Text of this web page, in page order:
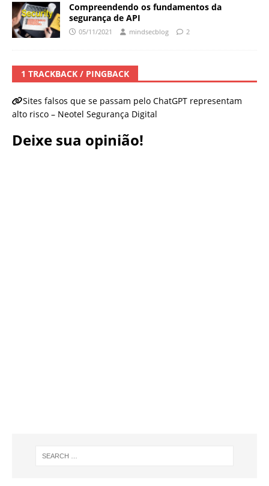
Compreendendo os fundamentos da
segurança de API
05/11/2021 mindsecblog 2
1 TRACKBACK / PINGBACK
Sites falsos que se passam pelo ChatGPT representam
alto risco – Neotel Segurança Digital
Deixe sua opinião!